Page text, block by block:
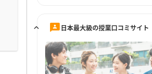
日本最大級の授業口コミサイト